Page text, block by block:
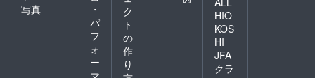
写真
・
パ
フ
ォ
ー
マ
ク
ト
の
作
り
HIO
KOS
HI
JFA
クラ